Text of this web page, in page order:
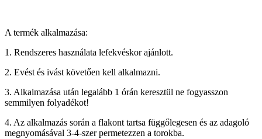
A termék alkalmazása:
1. Rendszeres használata lefekvéskor ajánlott.
2. Evést és ivást követően kell alkalmazni.
3. Alkalmazása után legalább 1 órán keresztül ne fogyasszon
semmilyen folyadékot!
4. Az alkalmazás során a flakont tartsa függőlegesen és az adagoló
megnyomásával 3-4-szer permetezzen a torokba.